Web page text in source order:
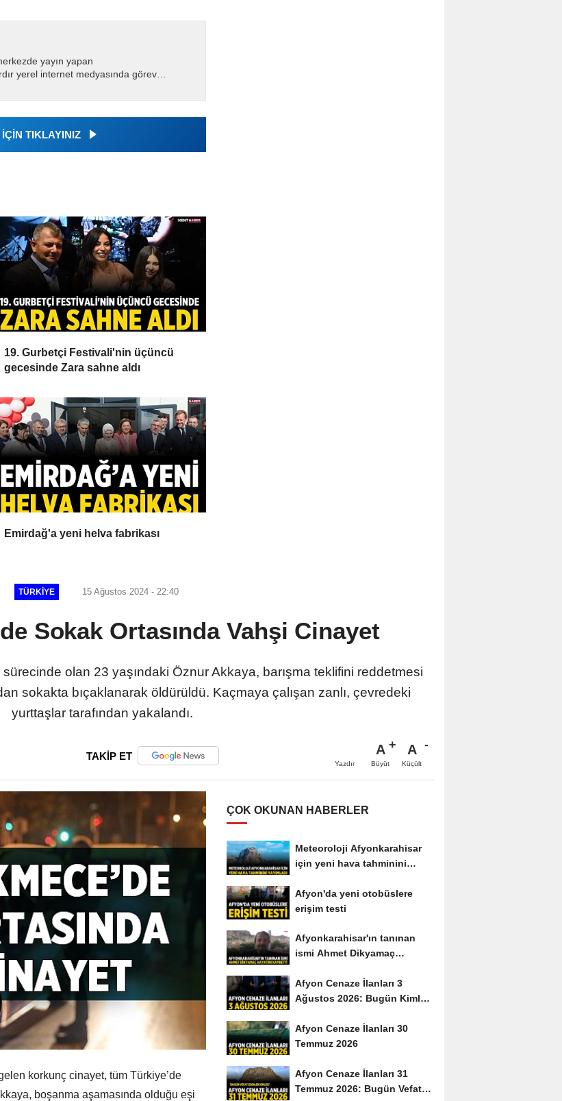
yayın yapan
yerel internet medyasında görev
TIKLAYINIZ
19. Gurbetçi Festivali'nin üçüncü
gecesinde Zara sahne aldı
Emirdağ'a yeni helva fabrikası
TÜRKIYE 15 Ağustos 2024 - 22:40
Sokak Ortasında Vahşi Cinayet
olan 23 yaşındaki Öznur Akkaya, barışma teklifini reddetmesi
sokakta bıçaklanarak öldürüldü. Kaçmaya çalışan zanlı, çevredeki
yurttaşlar tarafından yakalandı.
TAKİP ET
Yazdır
A
Büyüt
A
Küçült
korkunç cinayet, tüm Türkiye’de
boşanma aşamasında olduğu eşi
ÇOK OKUNAN HABERLER
Meteoroloji Afyonkarahisar
için yeni hava tahminini
Afyon'da yeni otobüslere
erişim testi
Afyonkarahisar'ın tanınan
ismi Ahmet Dikyamaç
Afyon Cenaze İlanları 3
Ağustos 2026: Bugün Kimler
Afyon Cenaze İlanları 30
Temmuz 2026
Afyon Cenaze İlanları 31
Temmuz 2026: Bugün Vefat